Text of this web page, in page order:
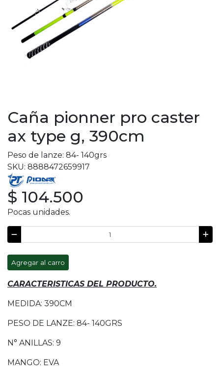
Caña pionner pro caster
ax type g, 390cm
Peso de lanze: 84- 140grs
SKU: 8888472659917
$ 104.500
Pocas unidades.
Agregar al carro
CARACTERISTICAS DEL PRODUCTO.
MEDIDA: 390CM
PESO DE LANZE: 84- 140GRS
N° ANILLAS: 9
MANGO: EVA